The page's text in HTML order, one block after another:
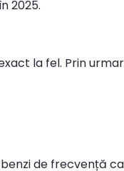
2025.
la fel. Prin
de frecvență